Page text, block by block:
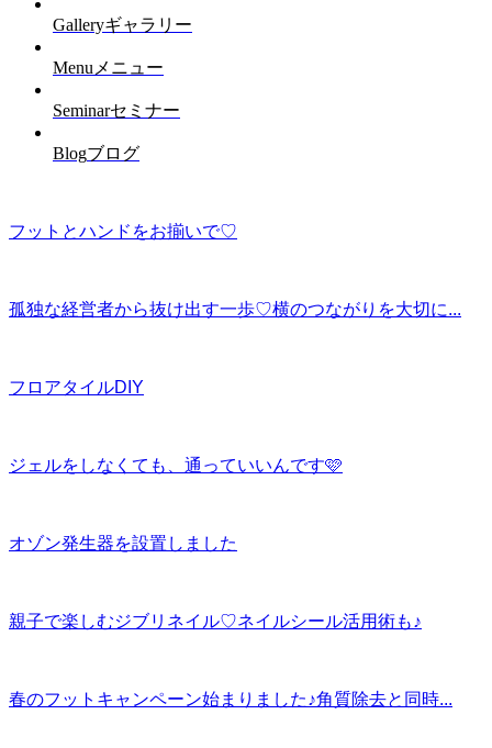
Galleryギャラリー
Menu メニュー
Seminarセミナー
Blogブログ
フットとハンドをお揃いで♡
孤独な経営者から抜け出す一歩♡横のつながりを大切に...
フロアタイルDIY
ジェルをしなくても、通っていいんです🩷
オゾン発生器を設置しました
親子で楽しむジブリネイル♡ネイルシール活用術も♪
春のフットキャンペーン始まりました♪角質除去と同時...